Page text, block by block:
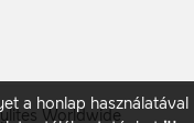
Worldwide
a honlap használatával